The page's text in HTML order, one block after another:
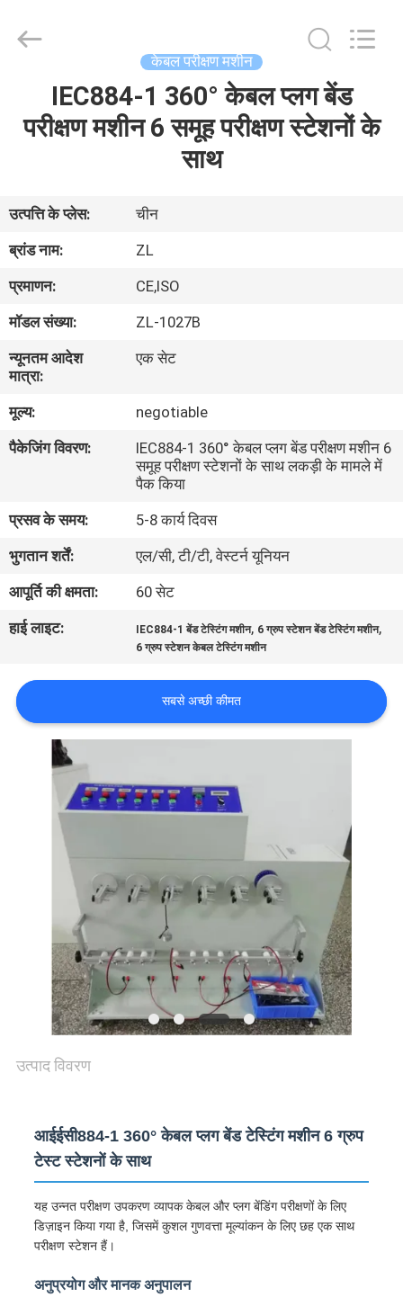
वीडियो
बारे
में
कारखाना
भ्रमण
नियंत्रण
संपर्क
करें
एक
उद्धरण
SHOW
SITEMAP
PRIVACY
POLICY
Technology
केबल परीक्षण मशीन
IEC884-1 360° केबल प्लग बेंड
परीक्षण मशीन 6 समूह परीक्षण स्टेशनों के
साथ
उत्पत्ति के प्लेस:
चीन
ब्रांड नाम:
ZL
प्रमाणन:
CE,ISO
मॉडल संख्या:
ZL-1027B
न्यूनतम आदेश
मात्रा:
एक सेट
मूल्य:
negotiable
पैकेजिंग विवरण:
IEC884-1 360° केबल प्लग बेंड परीक्षण मशीन 6
समूह परीक्षण स्टेशनों के साथ लकड़ी के मामले में
पैक किया
प्रसव के समय:
5-8 कार्य दिवस
भुगतान शर्तें:
एल/सी, टी/टी, वेस्टर्न यूनियन
आपूर्ति की क्षमता:
60 सेट
हाई लाइट:
IEC884-1 बेंड टेस्टिंग मशीन, 6 ग्रुप स्टेशन बेंड टेस्टिंग मशीन,
6 ग्रुप स्टेशन केबल टेस्टिंग मशीन
सबसे अच्छी कीमत
उत्पाद विवरण
आईईसी884-1 360° केबल प्लग बेंड टेस्टिंग मशीन 6 ग्रुप
टेस्ट स्टेशनों के साथ
यह उन्नत परीक्षण उपकरण व्यापक केबल और प्लग बेंडिंग परीक्षणों के लिए
डिज़ाइन किया गया है, जिसमें कुशल गुणवत्ता मूल्यांकन के लिए छह एक साथ
परीक्षण स्टेशन हैं।
अनुप्रयोग और मानक अनुपालन